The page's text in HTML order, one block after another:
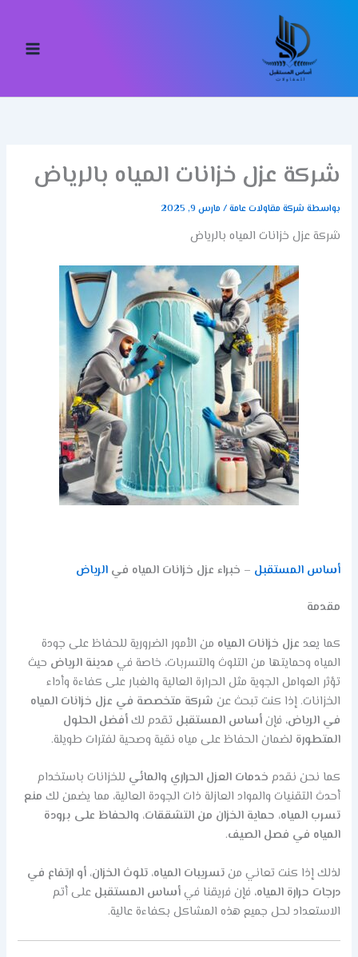
شركة عزل خزانات المياه بالرياض
بواسطة شركة مقاولات عامة/ مارس 9, 2025
شركة عزل خزانات المياه بالرياض
أساس المستقبل – خبراء عزل خزانات المياه فيالرياض
مقدمة
كما يعد عزل خزانات المياه من الأمور الضرورية للحفاظ على جودة
المياه وحمايتها من التلوث والتسربات، خاصة في مدينة الرياض حيث
تؤثر العوامل الجوية مثل الحرارة العالية والغبار على كفاءة وأداء
الخزانات. إذا كنت تبحث عن شركة متخصصة في عزل خزانات المياه
في الرياض، فإنأساس المستقبل تقدم لكأفضل الحلول
المتطورة لضمان الحفاظ على مياه نقية وصحية لفترات طويلة.
كما نحن نقدم خدمات العزل الحراري والمائي للخزانات باستخدام
أحدث التقنيات والمواد العازلة ذات الجودة العالية، مما يضمن لك منع
تسرب المياه، حماية الخزان من التشققات، والحفاظ على برودة
المياه في فصل الصيف.
لذلك إذا كنت تعاني منتسريبات المياه، تلوث الخزان، أو ارتفاع في
درجات حرارة المياه، فإن فريقنا فيأساس المستقبل على أتم
الاستعداد لحل جميع هذه المشاكل بكفاءة عالية.